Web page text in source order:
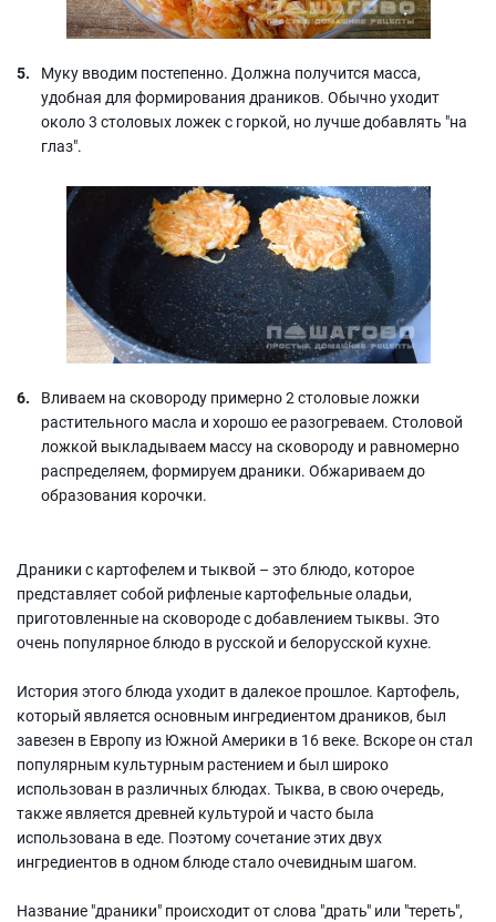
Муку вводим постепенно. Должна получится масса,
удобная для формирования драников. Обычно уходит
около 3 столовых ложек с горкой, но лучше добавлять "на
глаз".
Вливаем на сковороду примерно 2 столовые ложки
растительного масла и хорошо ее разогреваем. Столовой
ложкой выкладываем массу на сковороду и равномерно
распределяем, формируем драники. Обжариваем до
образования корочки.
Драники с картофелем и тыквой – это блюдо, которое
представляет собой рифленые картофельные оладьи,
приготовленные на сковороде с добавлением тыквы. Это
очень популярное блюдо в русской и белорусской кухне.
История этого блюда уходит в далекое прошлое. Картофель,
который является основным ингредиентом драников, был
завезен в Европу из Южной Америки в 16 веке. Вскоре он стал
популярным культурным растением и был широко
использован в различных блюдах. Тыква, в свою очередь,
также является древней культурой и часто была
использована в еде. Поэтому сочетание этих двух
ингредиентов в одном блюде стало очевидным шагом.
Название "драники" происходит от слова "драть" или "тереть",